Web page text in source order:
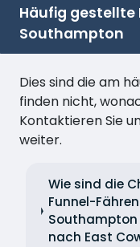
Häufig gestellte
Southampton
Dies sind die am
finden nicht,
Kontaktieren Sie
weiter.
Wie sind die
Funnel-
nach East